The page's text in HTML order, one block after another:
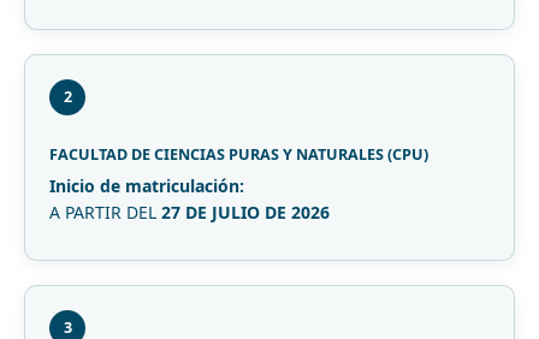
2
FACULTAD DE CIENCIAS PURAS Y NATURALES (CPU)
Inicio de matriculación:
A PARTIR DEL 27 DE JULIO DE 2026
3